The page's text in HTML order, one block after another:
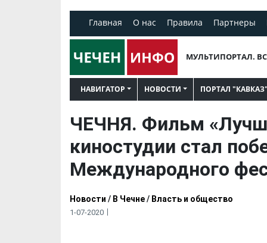
Главная О нас Правила Партнеры
МУЛЬТИПОРТАЛ.
НАВИГАТОР НОВОСТИ ПОРТАЛ "КАВКАЗ"
ЧЕЧНЯ. Фильм
киностудии стал
Международного
Новости / В Чечне/ Власть и общество
1-07-2020